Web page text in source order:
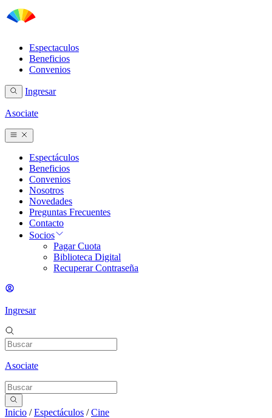
Espectaculos
Beneficios
Convenios
Ingresar
Asociate
Espectáculos
Beneficios
Convenios
Nosotros
Novedades
Preguntas Frecuentes
Contacto
Socios
Pagar Cuota
Biblioteca Digital
Recuperar Contraseña
Ingresar
Asociate
Inicio /Espectáculos /Cine